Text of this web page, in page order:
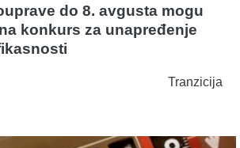
do 8. avgusta mogu
konkurs za unapređenje
Tranzicija